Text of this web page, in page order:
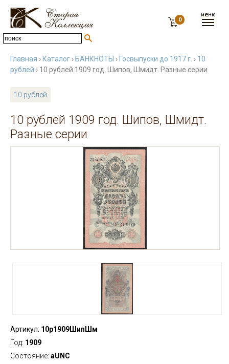
0
Главная › Каталог › БАНКНОТЫ › Госвыпуски до 1917 г. › 10
рублей › 10 рублей 1909 год. Шипов, Шмидт. Разные серии
10 рублей
10 рублей 1909 год. Шипов, Шмидт.
Разные серии
Артикул: 10р1909ШипШм
Год: 1909
Состояние: aUNC